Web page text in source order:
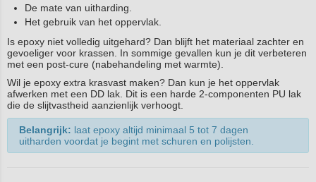
De mate van uitharding.
Het gebruik van het oppervlak.
Is epoxy niet volledig uitgehard? Dan blijft het materiaal zachter en
gevoeliger voor krassen. In sommige gevallen kun je dit verbeteren
met een post-cure (nabehandeling met warmte).
Wil je epoxy extra krasvast maken? Dan kun je het oppervlak
afwerken met een DD lak. Dit is een harde 2-componenten PU lak
die de slijtvastheid aanzienlijk verhoogt.
Belangrijk: laat epoxy altijd minimaal 5 tot 7 dagen
uitharden voordat je begint met schuren en polijsten.